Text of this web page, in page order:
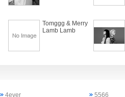
Tomggg & Merry
Lamb Lamb
4ever
5566